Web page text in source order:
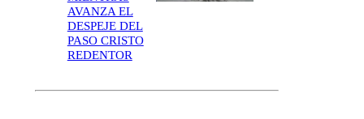
AVANZA EL
DESPEJE DEL
PASO CRISTO
REDENTOR